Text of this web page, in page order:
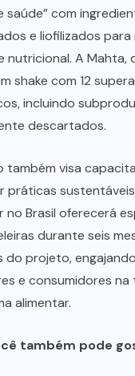
saúde” com
e liofilizados para
nutricional. A Mahta,
shake com 12
incluindo
descartados.
também visa
práticas
no Brasil oferecerá
durante seis
projeto,
e consumidores na
alimentar.
também pode